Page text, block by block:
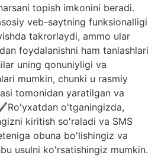
topish imkonini beradi.
veb-saytning funksionalligi
takrorlaydi, ammo ular
foydalanishni ham tanlashlari
uning qonuniyligi va
mumkin, chunki u rasmiy
tomonidan yaratilgan va
o'tganingizda,
kiritish so'raladi va SMS
obuna bo'lishingiz va
usulni ko'rsatishingiz mumkin.